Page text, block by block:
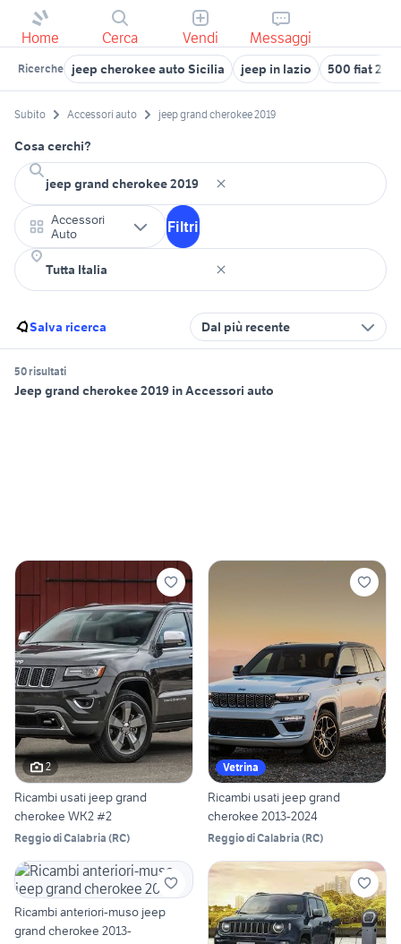
Home Cerca Vendi Messaggi
Ricerche jeep cherokee auto Sicilia jeep in lazio 500 fiat
Subito Accessori auto jeep grand cherokee 2019
Cosa cerchi?
Accessori
Auto
Filtri
Salva ricerca Dal più recente
50 risultati
Jeep grand cherokee 2019 in Accessori auto
2
Ricambi usati jeep grand
cherokee WK2 #2
Reggio di Calabria (RC)
Vetrina
Ricambi usati jeep grand
cherokee 2013-2024
Reggio di Calabria (RC)
Ricambi anteriori-muso jeep
grand cherokee 2013-